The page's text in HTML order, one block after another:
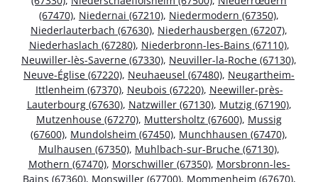
(67470), Niedernai (67210), Niedermodern (67350),
Niederlauterbach (67630), Niederhausbergen (67207),
Niederhaslach (67280), Niederbronn-les-Bains (67110),
Neuwiller-lès-Saverne (67330), Neuviller-la-Roche (67130),
Neuve-Église (67220), Neuhaeusel (67480), Neugartheim-
Ittlenheim (67370), Neubois (67220), Neewiller-près-
Lauterbourg (67630), Natzwiller (67130), Mutzig (67190),
Mutzenhouse (67270), Muttersholtz (67600), Mussig
(67600), Mundolsheim (67450), Munchhausen (67470),
Mulhausen (67350), Muhlbach-sur-Bruche (67130),
Mothern (67470), Morschwiller (67350), Morsbronn-les-
Bains (67360), Monswiller (67700), Mommenheim (67670),